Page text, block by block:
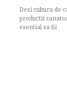
Desi cultura de
productii
esential sa fii